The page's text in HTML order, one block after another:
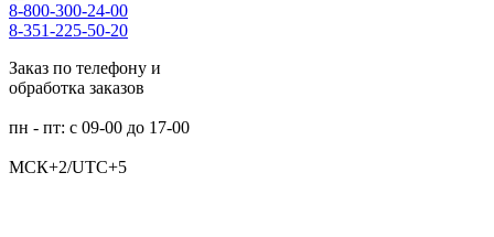
8-800-300-24-00
8-351-225-50-20
Заказ по телефону и
обработка заказов
пн - пт: с 09-00 до 17-00
МСК+2/UTC+5